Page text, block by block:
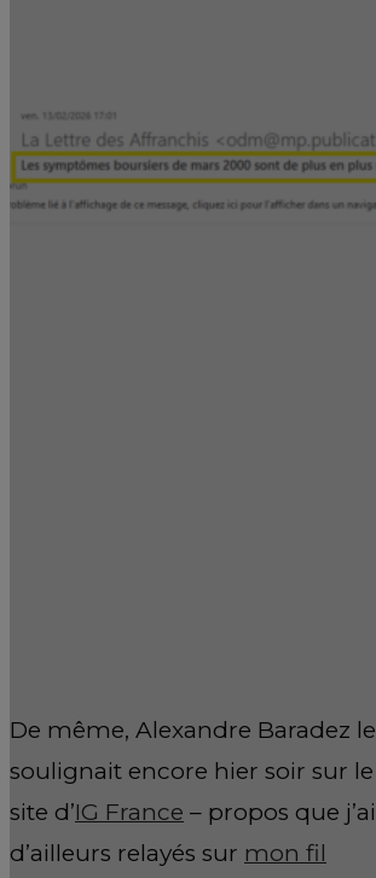
De même, Alexandre Baradez le
soulignait encore hier soir sur le
site d’IG France – propos que j’ai
d’ailleurs relayés sur mon fil